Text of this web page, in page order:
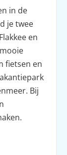
in de
je twee
en
fietsen en
Bij